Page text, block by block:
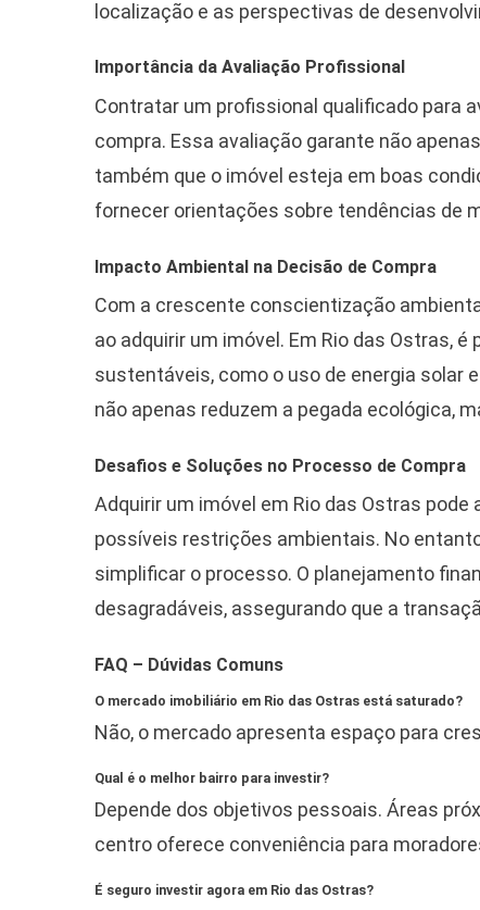
localização e as perspectivas de
Importância da Avaliação Profissional
Contratar um profissional qualificado para
compra. Essa avaliação garante não
também que o imóvel esteja em boas
fornecer orientações sobre tendências de
Impacto Ambiental na Decisão de Compra
Com a crescente conscientização
ao adquirir um imóvel. Em Rio das Ostras,
sustentáveis, como o uso de energia solar
não apenas reduzem a pegada ecológica,
Desafios e Soluções no Processo de Compra
Adquirir um imóvel em Rio das Ostras
possíveis restrições ambientais. No
simplificar o processo. O planejamento
desagradáveis, assegurando que a
FAQ – Dúvidas Comuns
O mercado imobiliário em Rio das Ostras está saturado?
Não, o mercado apresenta espaço para
Qual é o melhor bairro para investir?
Depende dos objetivos pessoais. Áreas
centro oferece conveniência para
É seguro investir agora em Rio das Ostras?